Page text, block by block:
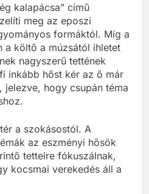
kalapácsa” című
meg az eposzi
formáktól. Míg a
a költő a múzsától ihletet
nagyszerű tettének
inkább hőst kér az ő már
jelezve, hogy csupán téma
a szokásostól. A
az eszményi hősök
tetteire fókuszálnak,
kocsmai verekedés áll a